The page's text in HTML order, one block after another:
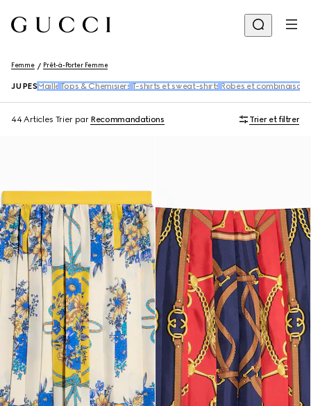
Femme Prêt-à-Porter Femme
JUPES Maille Tops & Chemisiers T-shirts et sweat-shirts Robes et combinaisons
44 Articles Trier par Recommandations Trier et filtrer